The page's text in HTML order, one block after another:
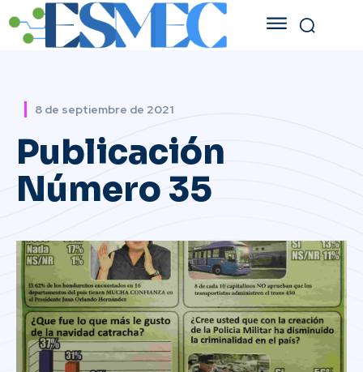
8 de septiembre de 2021
Publicación
Número 35